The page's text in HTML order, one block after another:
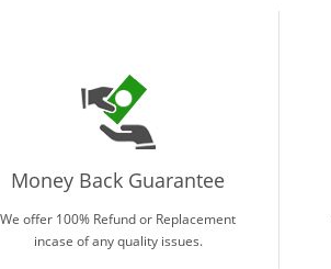
Money Back Guarantee
We offer 100% Refund or Replacement
incase of any quality issues.